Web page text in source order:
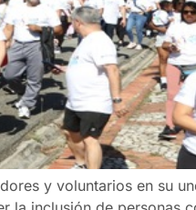
y voluntarios en su